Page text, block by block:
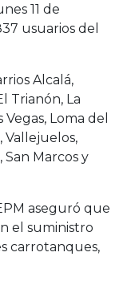
11 de
usuarios del
Alcalá,
Trianón, La
Vegas, Loma del
Vallejuelos,
Marcos y
aseguró que
el suministro
carrotanques,